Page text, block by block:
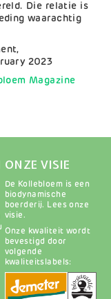
Die relatie is
waarachtig
2023
Magazine
ONZE VISIE
De Kollebloem is een
biodynamische
boerderij.
Lees onze
visie .
Onze kwaliteit wordt
bevestigd door
volgende
kwaliteitslabels: